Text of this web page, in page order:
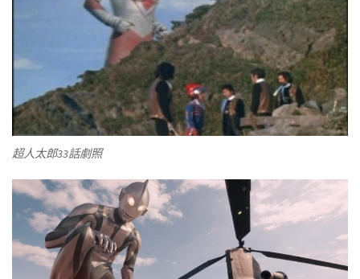
超人太郎33話劇照